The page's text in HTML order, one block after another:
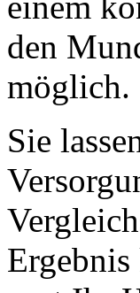
den
möglich.
Sie